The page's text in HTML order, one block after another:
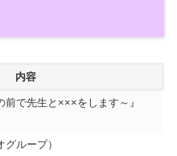
内容
前で先生と×××をします～』
ループ）